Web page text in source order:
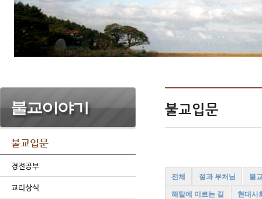
불교입문
경전공부
교리상식
불교입문
전체 절과 부처님 불
해탈에 이르는 길 현대사